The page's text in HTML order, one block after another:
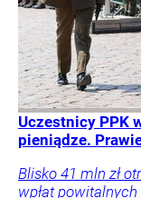
Uczestnicy PPK
pieniądze.
Blisko 41 mln zł
wpłat